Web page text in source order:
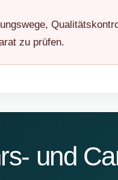
zu prüfen.
und